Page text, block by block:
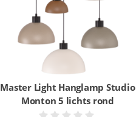
Master Light Hanglamp Studio
Monton 5 lichts rond